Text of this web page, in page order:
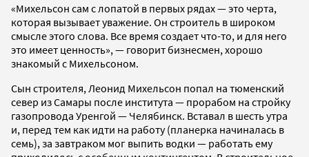
«Михельсон сам с лопатой в первых рядах — это черта,
которая вызывает уважение. Он строитель в широком
смысле этого слова. Все время создает что-то, и для него
это имеет ценность», — говорит бизнесмен, хорошо
знакомый с Михельсоном.
Сын строителя, Леонид Михельсон попал на тюменский
север из Самары после института — прорабом на стройку
газопровода Уренгой — Челябинск. Вставал в шесть утра
и, перед тем как идти на работу (планерка начиналась в
семь), за завтраком мог выпить водки — работать ему